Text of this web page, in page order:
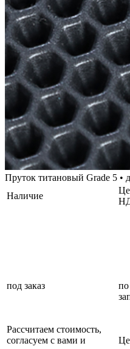
Пруток титановый Grade 5 •
Наличие
под заказ
Рассчитаем стоимость,
согласуем с вами и
по